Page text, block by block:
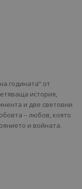
годината“ от
история,
и две световни
– любов, която
и войната.